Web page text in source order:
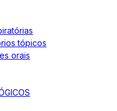
tópicos
orais